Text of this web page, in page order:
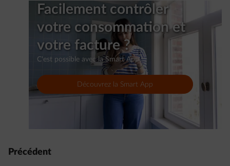
Facilement contrôler
votre consommation et
votre facture ?
C'est possible avec la Smart App !
Découvrez la Smart App
Précédent